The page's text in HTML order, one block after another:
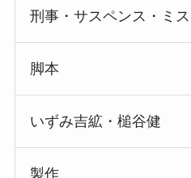
刑事・サスペンス・ミ
脚本
いずみ吉絋・槌谷健
製作